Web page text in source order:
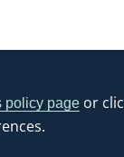
policy page or